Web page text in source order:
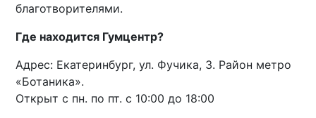
благотворителями.
Где находится Гумцентр?
Адрес: Екатеринбург, ул. Фучика, 3. Район метро
«Ботаника».
Открыт с пн. по пт. с 10:00 до 18:00